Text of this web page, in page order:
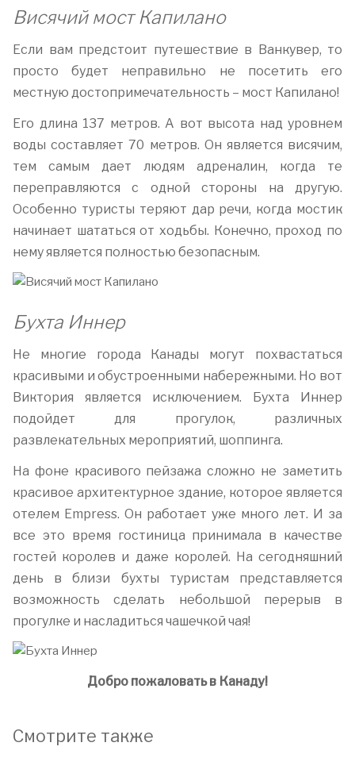
Висячий мост Капилано
Если вам предстоит путешествие в Ванкувер, то
просто будет неправильно не посетить его
местную достопримечательность – мост Капилано!
Его длина 137 метров. А вот высота над уровнем
воды составляет 70 метров. Он является висячим,
тем самым дает людям адреналин, когда те
переправляются с одной стороны на другую.
Особенно туристы теряют дар речи, когда мостик
начинает шататься от ходьбы. Конечно, проход по
нему является полностью безопасным.
Бухта Иннер
Не многие города Канады могут похвастаться
красивыми и обустроенными набережными. Но вот
Виктория является исключением. Бухта Иннер
подойдет для прогулок, различных
развлекательных мероприятий, шоппинга.
На фоне красивого пейзажа сложно не заметить
красивое архитектурное здание, которое является
отелем Empress. Он работает уже много лет. И за
все это время гостиница принимала в качестве
гостей королев и даже королей. На сегодняшний
день в близи бухты туристам представляется
возможность сделать небольшой перерыв в
прогулке и насладиться чашечкой чая!
Добро пожаловать в Канаду!
Смотрите также